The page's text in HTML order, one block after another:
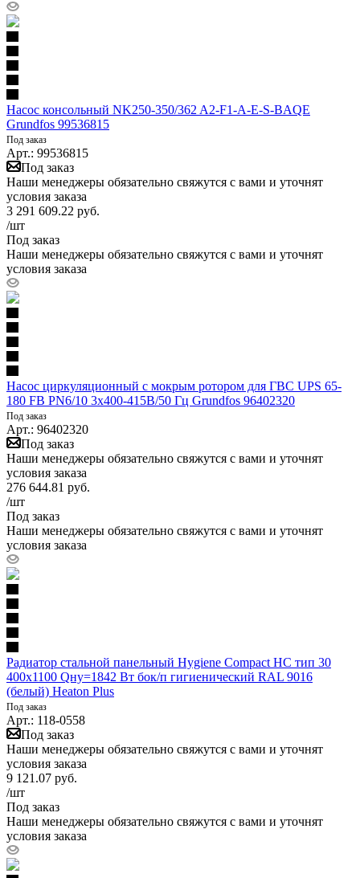
Насос консольный NK250-350/362 A2-F1-A-E-S-BAQE
Grundfos 99536815
Под заказ
Арт.: 99536815
Под заказ
Наши менеджеры обязательно свяжутся с вами и уточнят
условия заказа
3 291 609.22 руб.
/шт
Под заказ
Наши менеджеры обязательно свяжутся с вами и уточнят
условия заказа
Насос циркуляционный с мокрым ротором для ГВС UPS 65-
180 FB PN6/10 3х400-415В/50 Гц Grundfos 96402320
Под заказ
Арт.: 96402320
Под заказ
Наши менеджеры обязательно свяжутся с вами и уточнят
условия заказа
276 644.81 руб.
/шт
Под заказ
Наши менеджеры обязательно свяжутся с вами и уточнят
условия заказа
Радиатор стальной панельный Hygiene Compact HC тип 30
400х1100 Qну=1842 Вт бок/п гигиенический RAL 9016
(белый) Heaton Plus
Под заказ
Арт.: 118-0558
Под заказ
Наши менеджеры обязательно свяжутся с вами и уточнят
условия заказа
9 121.07 руб.
/шт
Под заказ
Наши менеджеры обязательно свяжутся с вами и уточнят
условия заказа